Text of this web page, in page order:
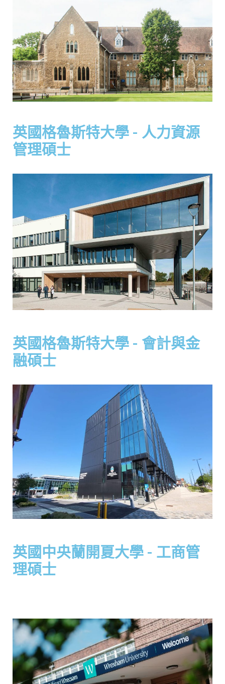
英國格魯斯特大學 - 人力資源
管理碩士
英國格魯斯特大學 - 會計與金
融碩士
英國中央蘭開夏大學 - 工商管
理碩士​